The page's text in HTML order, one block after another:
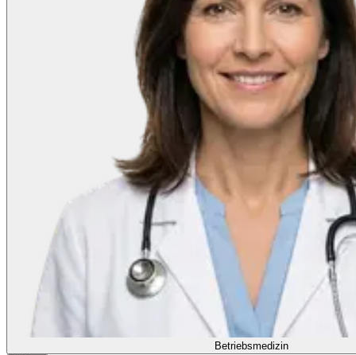
Betriebsmedizin